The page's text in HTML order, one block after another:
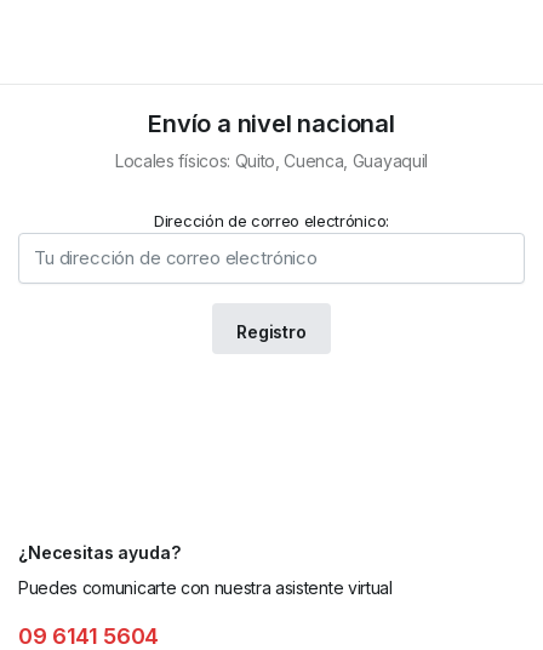
Envío a nivel nacional
Locales físicos: Quito, Cuenca, Guayaquil
Dirección de correo electrónico:
¿Necesitas ayuda?
Puedes comunicarte con nuestra asistente virtual
09 6141 5604